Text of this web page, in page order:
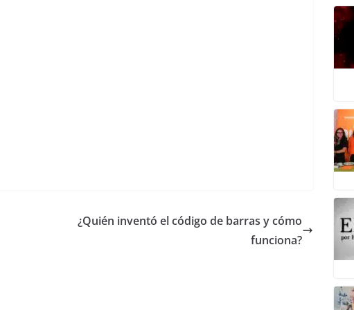
¿Quién inventó el código de barras y cómo
funciona?